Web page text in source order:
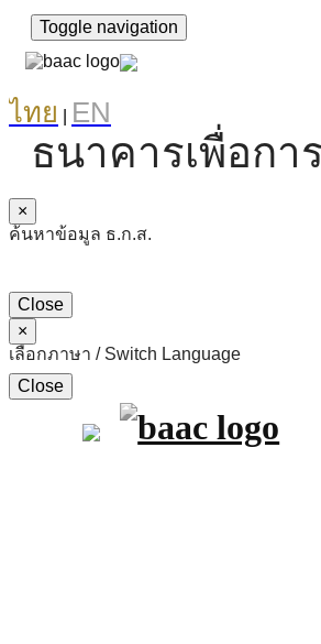
Toggle navigation
ไทย EN
ธนาคารเพื่อกา
×
ค้นหาข้อมูล ธ.ก.ส.
Close
×
เลือกภาษา / Switch Language
Close